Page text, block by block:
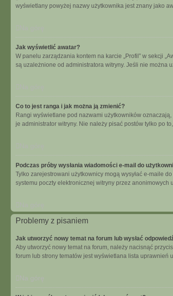
wyświetlany powyżej nazwy użytkownika jest znany jako
Jak wyświetlić awatar?
W panelu zarządzania kontem na karcie „Profil” w sekcji
są uzależnione od administratora witryny. Jeśli nie można
Co to jest ranga i jak można ją zmienić?
Rangi wyświetlane pod nazwami użytkowników
je administrator witryny. Nie należy pisać postów tylko po
Podczas próby wysłania wiadomości e-mail do
Tylko zarejestrowani użytkownicy mogą wysyłać e-maile
systemu poczty elektronicznej witryny przez anonimowych
Problemy z pisaniem
Jak utworzyć nowy temat na forum lub wysłać
Aby utworzyć nowy temat na forum, należy nacisnąć
forum lub strony tematów jest wyświetlana lista uprawnień
Na górę